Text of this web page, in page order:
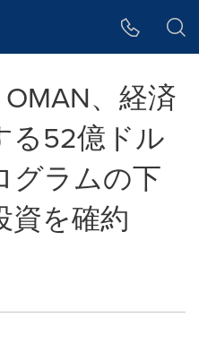
OMAN、経済
る52億ドル
グラムの下
資を確約